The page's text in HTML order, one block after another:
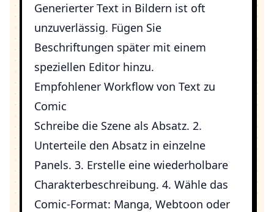
Generierter Text in Bildern ist oft
unzuverlässig. Fügen Sie
Beschriftungen später mit einem
speziellen Editor hinzu.
Empfohlener Workflow von Text zu
Comic
Schreibe die Szene als Absatz. 2.
Unterteile den Absatz in einzelne
Panels. 3. Erstelle eine wiederholbare
Charakterbeschreibung. 4. Wähle das
Comic-Format: Manga, Webtoon oder